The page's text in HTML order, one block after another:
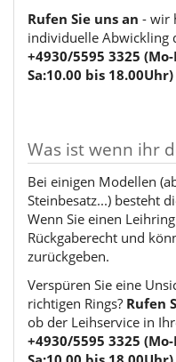
Rufen Sie uns an - wir
individuelle Abwickling
+4930/5595 3325
Sa:10.00 bis 18.00Uhr)
Was ist wenn ihr
Bei einigen Modellen
Steinbesatz...) besteht
Wenn Sie einen
Rückgaberecht und
zurückgeben.
Verspüren Sie eine
richtigen Rings? Rufen
ob der Leihservice in
+4930/5595 3325